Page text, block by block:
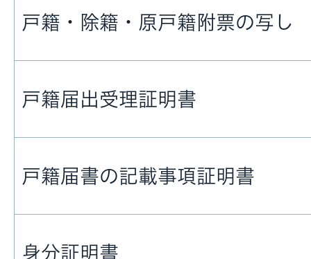
戸籍・除籍・原戸籍附票の写し
戸籍届出受理証明書
戸籍届書の記載事項証明書
身分証明書